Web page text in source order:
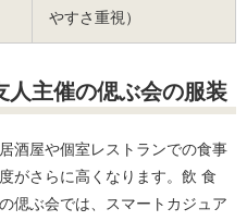
やすさ重視）
人主催の偲ぶ会の服装
酒屋や個室レストランでの食事
がさらに高くなります。飲 食
偲ぶ会では、スマートカジュア